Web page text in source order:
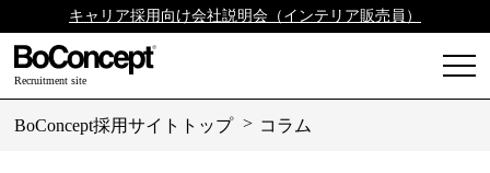
キャリア採用向け会社説明会（インテリア販売員）
Recruitment site
BoConcept採用サイトトップ コラム